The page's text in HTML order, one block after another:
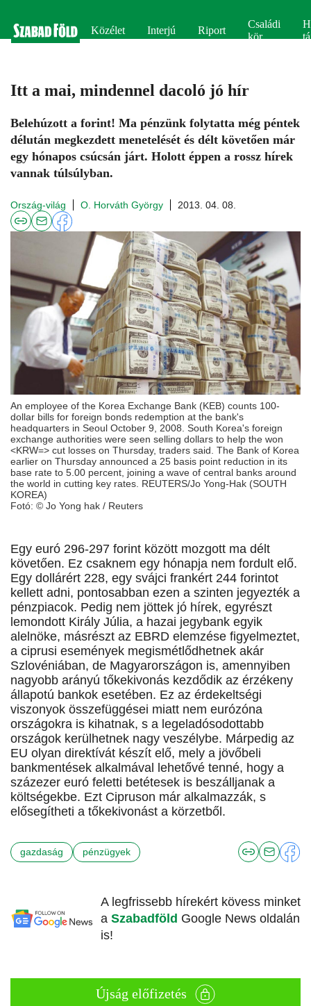
Közélet Interjú Riport
Családi
kör
Itt a mai, mindennel dacoló jó hír
Belehúzott a forint! Ma pénzünk folytatta még péntek
délután megkezdett menetelését és délt követően már
egy hónapos csúcsán járt. Holott éppen a rossz hírek
vannak túlsúlyban.
Ország-világ O. Horváth György 2013. 04. 08.
An employee of the Korea Exchange Bank (KEB) counts 100-
dollar bills for foreign bonds redemption at the bank's
headquarters in Seoul October 9, 2008. South Korea's foreign
exchange authorities were seen selling dollars to help the won
<KRW=> cut losses on Thursday, traders said. The Bank of Korea
earlier on Thursday announced a 25 basis point reduction in its
base rate to 5.00 percent, joining a wave of central banks around
the world in cutting key rates. REUTERS/Jo Yong-Hak (SOUTH
KOREA)
Fotó: © Jo Yong hak / Reuters
Egy euró 296-297 forint között mozgott ma délt
követően. Ez csaknem egy hónapja nem fordult elő.
Egy dollárért 228, egy svájci frankért 244 forintot
kellett adni, pontosabban ezen a szinten jegyezték a
pénzpiacok. Pedig nem jöttek jó hírek, egyrészt
lemondott Király Júlia, a hazai jegybank egyik
alelnöke, másrészt az EBRD elemzése figyelmeztet,
a ciprusi események megismétlődhetnek akár
Szlovéniában, de Magyarországon is, amennyiben
nagyobb arányú tőkekivonás kezdődik az érzékeny
állapotú bankok esetében. Ez az érdekeltségi
viszonyok összefüggései miatt nem eurózóna
országokra is kihatnak, s a legeladósodottabb
országok kerülhetnek nagy veszélybe. Márpedig az
EU olyan direktívát készít elő, mely a jövőbeli
bankmentések alkalmával lehetővé tenné, hogy a
százezer euró feletti betétesek is beszálljanak a
költségekbe. Ezt Cipruson már alkalmazzák, s
elősegítheti a tőkekivonást a körzetből.
gazdaság pénzügyek
A legfrissebb hírekért kövess minket
a Szabadföld Google News oldalán
is!
Újság előfizetés